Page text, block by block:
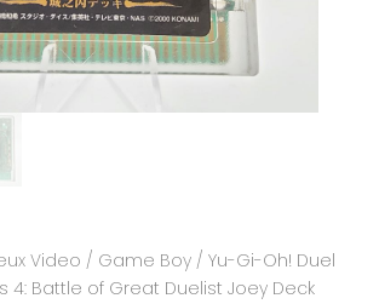
Video / Game Boy/ Yu-Gi-Oh! Duel
4: Battle of Great Duelist Joey Deck